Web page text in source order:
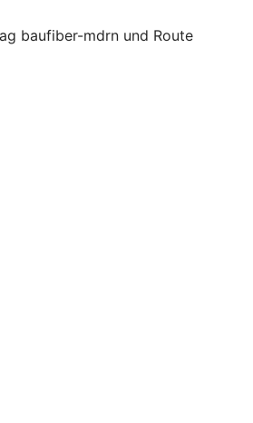
baufiber-mdrn und Route